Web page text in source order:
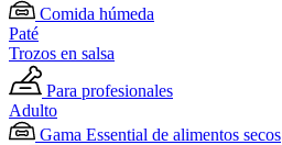
Comida húmeda
Paté
Trozos en salsa
Para profesionales
Adulto
Gama Essential de alimentos secos